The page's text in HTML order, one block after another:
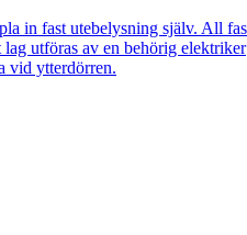
in fast utebelysning själv. All
utföras av en behörig elektriker
vid ytterdörren.